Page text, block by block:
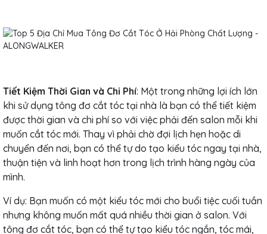
Tiết Kiệm Thời Gian và Chi Phí: Một trong những lợi ích lớn
khi sử dụng tông đơ cắt tóc tại nhà là bạn có thể tiết kiệm
được thời gian và chi phí so với việc phải đến salon mỗi khi
muốn cắt tóc mới. Thay vì phải chờ đợi lịch hẹn hoặc di
chuyển đến nơi, bạn có thể tự do tạo kiểu tóc ngay tại nhà,
thuận tiện và linh hoạt hơn trong lịch trình hàng ngày của
mình.
Ví dụ: Bạn muốn có một kiểu tóc mới cho buổi tiệc cuối tuần
nhưng không muốn mất quá nhiều thời gian ở salon. Với
tông đơ cắt tóc, bạn có thể tự tạo kiểu tóc ngắn, tóc mái,